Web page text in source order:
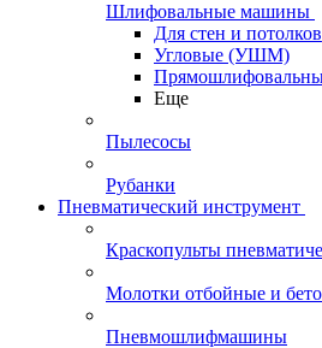
Шлифовальные машины
Для стен и потолков
Угловые (УШМ)
Еще
Пылесосы
Рубанки
Пневматический инструмент
Краскопульты
Молотки отбойные и
Пневмошлифмашины